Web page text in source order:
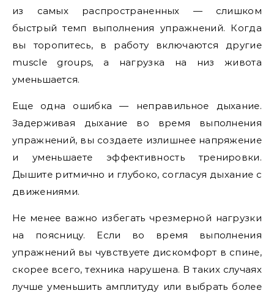
из самых распространенных — слишком
быстрый темп выполнения упражнений. Когда
вы торопитесь, в работу включаются другие
muscle groups, а нагрузка на низ живота
уменьшается.
Еще одна ошибка — неправильное дыхание.
Задерживая дыхание во время выполнения
упражнений, вы создаете излишнее напряжение
и уменьшаете эффективность тренировки.
Дышите ритмично и глубоко, согласуя дыхание с
движениями.
Не менее важно избегать чрезмерной нагрузки
на поясницу. Если во время выполнения
упражнений вы чувствуете дискомфорт в спине,
скорее всего, техника нарушена. В таких случаях
лучше уменьшить амплитуду или выбрать более